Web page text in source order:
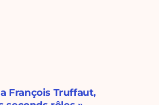
François Truffaut,